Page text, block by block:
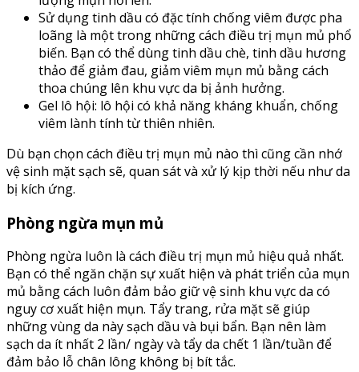
Sử dụng tinh dầu có đặc tính chống viêm được pha
loãng là một trong những cách điều trị mụn mủ phổ
biến. Bạn có thể dùng tinh dầu chè, tinh dầu hương
thảo để giảm đau, giảm viêm mụn mủ bằng cách
thoa chúng lên khu vực da bị ảnh hưởng.
Gel lô hội: lô hội có khả năng kháng khuẩn, chống
viêm lành tính từ thiên nhiên.
Dù bạn chọn cách điều trị mụn mủ nào thì cũng cần nhớ
vệ sinh mặt sạch sẽ, quan sát và xử lý kịp thời nếu như da
bị kích ứng.
Phòng ngừa mụn mủ
Phòng ngừa luôn là cách điều trị mụn mủ hiệu quả nhất.
Bạn có thể ngăn chặn sự xuất hiện và phát triển của mụn
mủ bằng cách luôn đảm bảo giữ vệ sinh khu vực da có
nguy cơ xuất hiện mụn. Tẩy trang, rửa mặt sẽ giúp
những vùng da này sạch dầu và bụi bẩn. Bạn nên làm
sạch da ít nhất 2 lần/ ngày và tẩy da chết 1 lần/tuần để
đảm bảo lỗ chân lông không bị bít tắc.